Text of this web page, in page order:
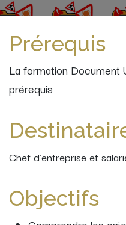
Prérequis
La formation Document
prérequis
Chef d'entreprise et
Objectifs